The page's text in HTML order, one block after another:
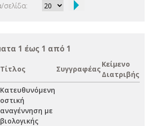
σελίδα:
1 έως 1 από 1
Τίτλος Συγγραφέας
Κείμενο
Διατριβής
Κατευθυνόμενη
οστική
αναγέννηση με
βιολογικής